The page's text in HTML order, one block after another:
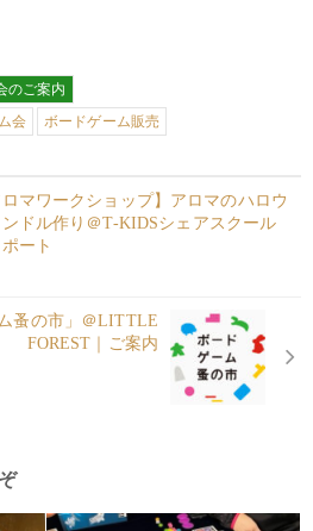
のご案内
会 ボードゲーム販売
ロマワークショップ】アロマのハロウ
ンドル作り＠T-KIDSシェアスクール
ート
蚤の市」＠LITTLE
FOREST｜ご案内